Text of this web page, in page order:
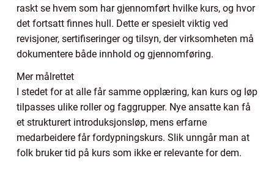
raskt se hvem som har gjennomført hvilke kurs, og hvor
det fortsatt finnes hull. Dette er spesielt viktig ved
revisjoner, sertifiseringer og tilsyn, der virksomheten må
dokumentere både innhold og gjennomføring.
Mer målrettet
I stedet for at alle får samme opplæring, kan kurs og løp
tilpasses ulike roller og faggrupper. Nye ansatte kan få
et strukturert introduksjonsløp, mens erfarne
medarbeidere får fordypningskurs. Slik unngår man at
folk bruker tid på kurs som ikke er relevante for dem.